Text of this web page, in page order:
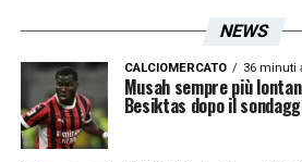
NEWS
CALCIOMERCATO 36 minuti
Musah sempre più
Besiktas dopo il